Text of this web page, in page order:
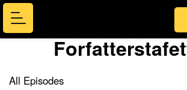
All Episodes